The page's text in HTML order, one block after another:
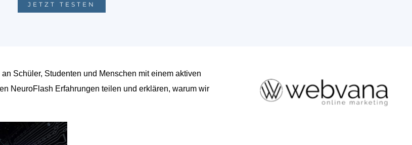
JETZT TESTEN
Schüler, Studenten und Menschen mit einem aktiven
NeuroFlash Erfahrungen teilen und erklären, warum wir